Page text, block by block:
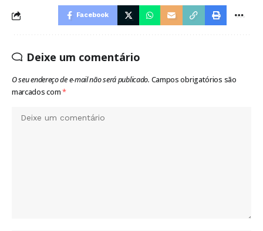
Facebook
Deixe um comentário
O seu endereço de e-mail não será publicado. Campos obrigatórios são
marcados com*